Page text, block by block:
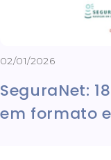
02/01/2026
SeguraNet:
em formato